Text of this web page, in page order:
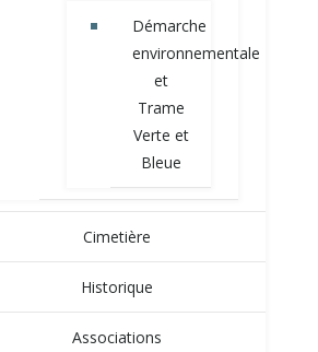
Démarche
environnementale
et
Trame
Verte et
Bleue
Cimetière
Historique
Associations